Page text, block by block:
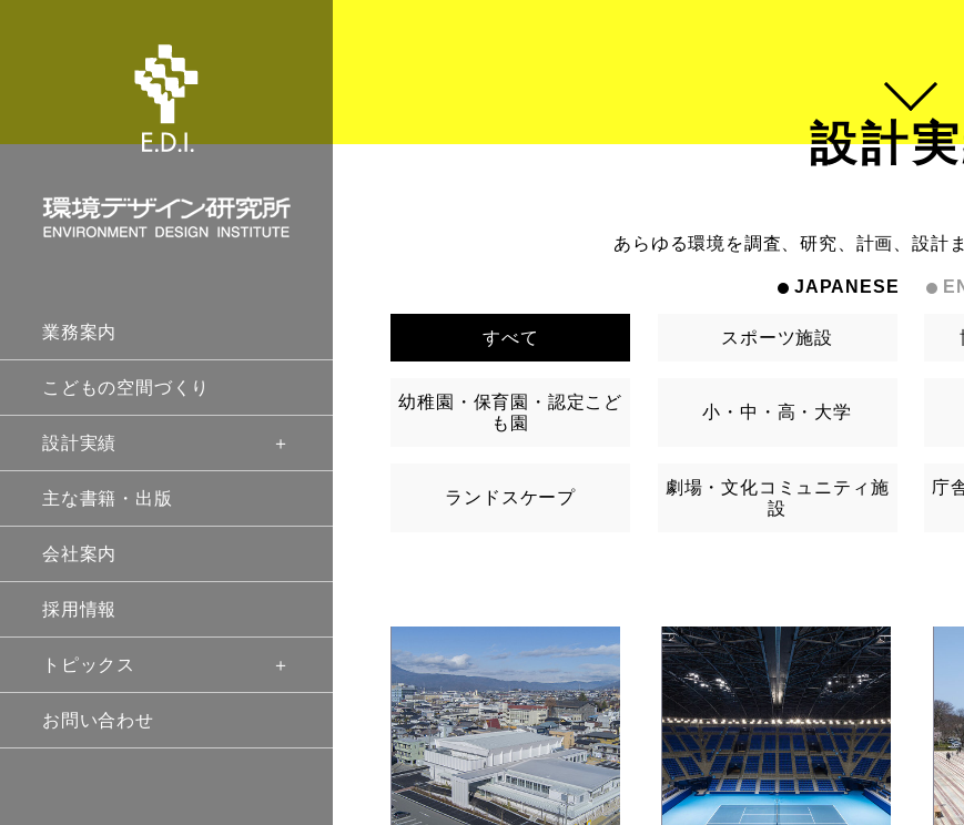
業務案内
こどもの空間づくり
設計実績
主な書籍・出版
会社案内
採用情報
トピックス
お問い合わせ
設計
あらゆる環境を調査、研究、計画、設計
JAPANESE
すべて スポーツ施設
幼稚園・保育園・認定こど
も園
小・中・高・大学
ランドスケープ
劇場・文化コミュニティ施
設
庁